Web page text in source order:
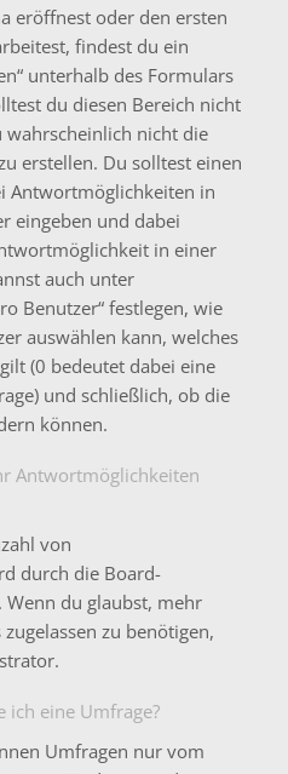
eröffnest oder den ersten
findest du ein
unterhalb des Formulars
du diesen Bereich nicht
wahrscheinlich nicht die
erstellen. Du solltest einen
Antwortmöglichkeiten in
eingeben und dabei
in einer
auch unter
Benutzer“ festlegen, wie
auswählen kann, welches
(0 bedeutet dabei eine
und schließlich, ob die
können.
Antwortmöglichkeiten
von
durch die Board-
du glaubst, mehr
zu benötigen,
ich eine Umfrage?
Umfragen nur vom